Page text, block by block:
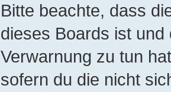
Bitte beachte, dass
dieses Boards ist
Verwarnung zu tun
sofern du die nicht